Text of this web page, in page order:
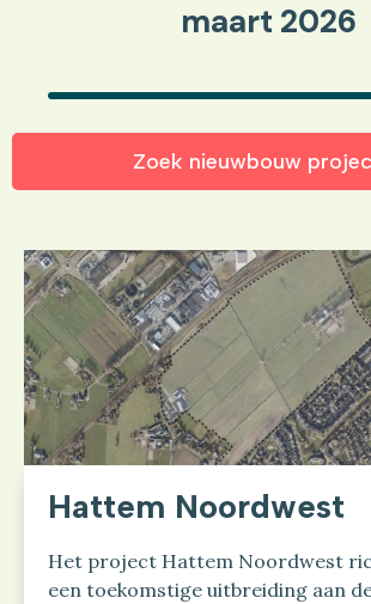
maart 2026
Zoek nieuwbouw
Hattem Noordwest
Het project Hattem Noordwest
een toekomstige uitbreiding aan